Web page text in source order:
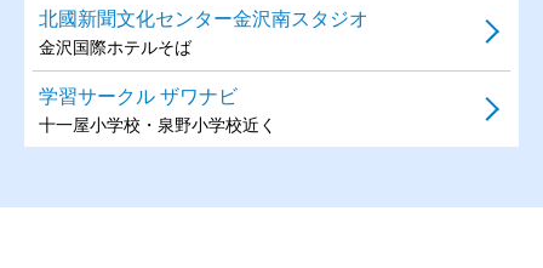
北國新聞文化センター金沢南スタジオ
金沢国際ホテルそば
学習サークル ザワナビ
十一屋小学校・泉野小学校近く